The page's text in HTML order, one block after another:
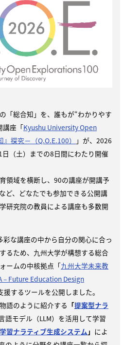
「総合知」を、誰もが“わかりやす
講座「Kyushu University Open
探究－（Q.O.E.100） 」が、2026
（土）までの8日間にわたり開催
領域を横断し、90の講座が開講予
ど、どなたでも参加できる公開講
研究院の教員による講座も多数開
な講座の中から自分の関心に合っ
るため、九州大学が構想する総合
ームの中核拠点「九州大学未来教
– Future Education Design
援するツールを公開しました。
語のように紹介する 「提案型ナラ
語モデル（LLM）を活用して学習
学習ナラティブ生成システム 」 によ